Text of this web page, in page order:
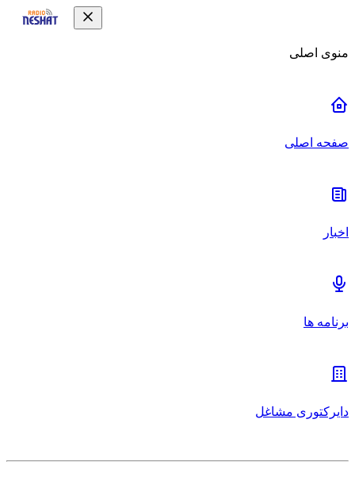
منوی اصلی
صفحه اصلی
اخبار
برنامه ها
دایرکتوری مشاغل